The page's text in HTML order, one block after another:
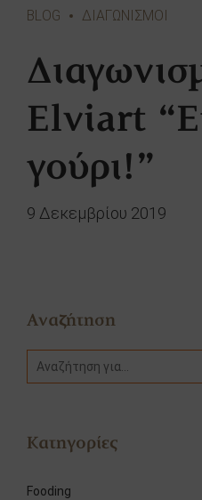
BLOG ΔΙΑΓΩΝΙΣΜΟΙ
Elviart
γούρι!”
9 Δεκεμβρίου 2019
Αναζήτηση
Κατηγορίες
Fooding